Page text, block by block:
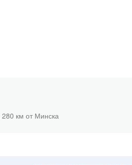
280 км от Минска